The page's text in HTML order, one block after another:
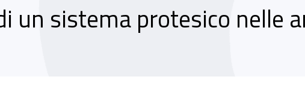
un sistema protesico nelle